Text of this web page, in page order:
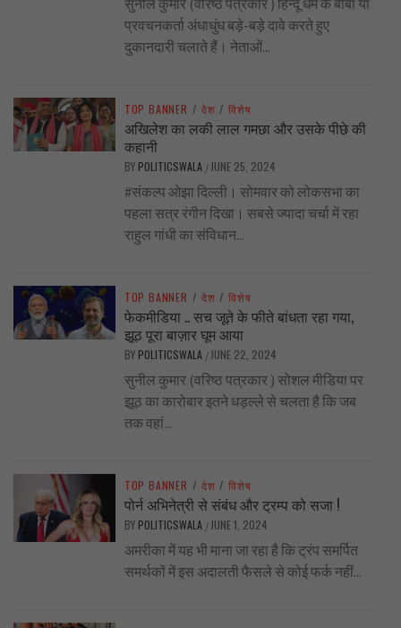
सुनील कुमार (वरिष्ठ पत्रकार ) हिन्दू धर्म के बाबा या
प्रवचनकर्ता अंधाधुंध बड़े-बड़े दावे करते हुए
दुकानदारी चलाते हैं। नेताओं...
TOP BANNER / देश / विशेष
अखिलेश का लकी लाल गमछा और उसके पीछे की
कहानी
BY POLITICSWALA / JUNE 25, 2024
#संकल्प ओझा दिल्ली। सोमवार को लोकसभा का
पहला सत्र रंगीन दिखा। सबसे ज्यादा चर्चा में रहा
राहुल गांधी का संविधान...
TOP BANNER / देश / विशेष
फेकमीडिया .. सच जूते के फीते बांधता रहा गया,
झूठ पूरा बाज़ार घूम आया
BY POLITICSWALA / JUNE 22, 2024
सुनील कुमार (वरिष्ठ पत्रकार ) सोशल मीडिया पर
झूठ का कारोबार इतने धड़ल्ले से चलता है कि जब
तक वहां...
TOP BANNER / देश / विशेष
पोर्न अभिनेत्री से संबंध और ट्रम्प को सजा !
BY POLITICSWALA / JUNE 1, 2024
अमरीका में यह भी माना जा रहा है कि ट्रंप समर्पित
समर्थकों में इस अदालती फैसले से कोई फर्क नहीं...